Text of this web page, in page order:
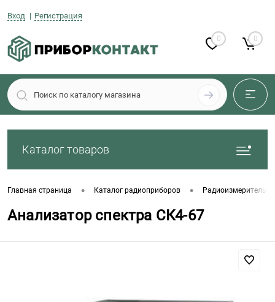
Вход Регистрация
0 0
Каталог товаров
Главная страница • Каталог радиоприборов •
Анализатор спектра СК4-67